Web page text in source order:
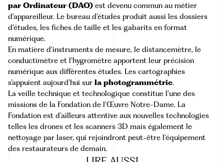
par Ordinateur (DAO) est devenu commun au métier
d’appareilleur. Le bureau d’études produit aussi les dossiers
d’études, les fiches de taille et les gabarits en format
numérique.
En matière d’instruments de mesure, le distancemètre, le
conductimètre et l’hygromètre apportent leur précision
numérique aux différentes études. Les cartographies
s’appuient aujourd’hui sur la photogrammétrie.
La veille technique et technologique constitue l’une des
missions de la Fondation de l’Œuvre Notre-Dame. La
Fondation est d’ailleurs attentive aux nouvelles technologies
telles les drones et les scanners 3D mais également le
nettoyage par laser, qui rejoindront peut-être l’équipement
des restaurateurs de demain.